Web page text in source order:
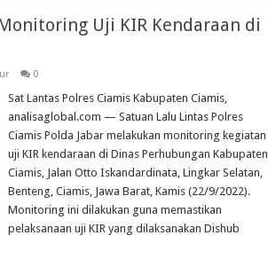
Uji KIR Kendaraan di
0
Sat Lantas Polres Ciamis Kabupaten Ciamis,
analisaglobal.com — Satuan Lalu Lintas Polres
Ciamis Polda Jabar melakukan monitoring kegiatan
uji KIR kendaraan di Dinas Perhubungan Kabupaten
Ciamis, Jalan Otto Iskandardinata, Lingkar Selatan,
Benteng, Ciamis, Jawa Barat, Kamis (22/9/2022).
Monitoring ini dilakukan guna memastikan
pelaksanaan uji KIR yang dilaksanakan Dishub